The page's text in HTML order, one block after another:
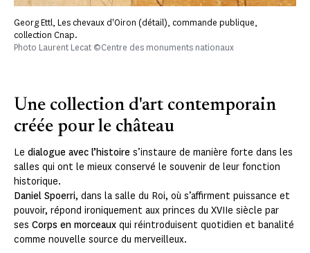
Georg Ettl, Les chevaux d'Oiron (détail), commande publique,
collection Cnap.
Photo Laurent Lecat ©Centre des monuments nationaux
Une collection d'art contemporain
créée pour le château
Le dialogue avec l’histoire s’instaure de manière forte dans les
salles qui ont le mieux conservé le souvenir de leur fonction
historique.
Daniel Spoerri, dans la salle du Roi, où s’affirment puissance et
pouvoir, répond ironiquement aux princes du XVIIe siècle par
ses Corps en morceaux qui réintroduisent quotidien et banalité
comme nouvelle source du merveilleux.